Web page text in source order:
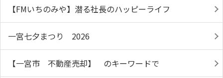
【FMいちのみや】潜る社長のハッピーライフ
一宮七夕まつり 2026
【一宮市 不動産売却】 のキーワードで